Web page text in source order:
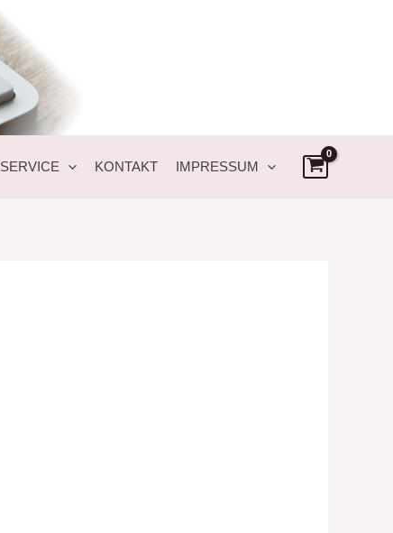
SERVICE KONTAKT IMPRESSUM